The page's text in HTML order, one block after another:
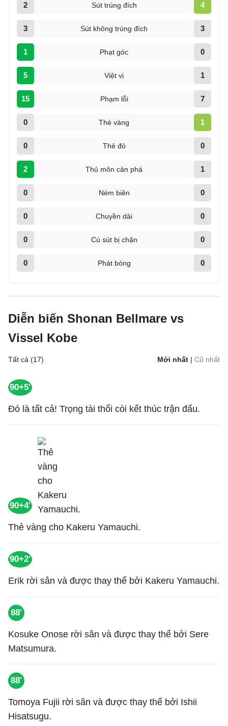
2 Sút trúng đích 4
3 Sút không trúng đích 3
1 Phạt góc 0
5 Việt vị 1
15 Phạm lỗi 7
0 Thẻ vàng 1
0 Thẻ đỏ 0
2 Thủ môn cản phá 1
0 Ném biên 0
0 Chuyền dài 0
0 Cú sút bị chặn 0
0 Phát bóng 0
Diễn biến Shonan Bellmare vs
Vissel Kobe
Tất cả (17) Mới nhất | Cũ nhất
90+5'
Đó là tất cả! Trọng tài thổi còi kết thúc trận đấu.
90+4'
Thẻ vàng cho Kakeru Yamauchi.
90+2'
Erik rời sân và được thay thế bởi Kakeru Yamauchi.
88'
Kosuke Onose rời sân và được thay thế bởi Sere
Matsumura.
88'
Tomoya Fujii rời sân và được thay thế bởi Ishii
Hisatsugu.